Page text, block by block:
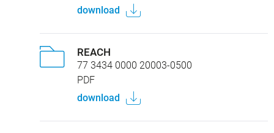
download
REACH
77 3434 0000 20003-0500
PDF
download